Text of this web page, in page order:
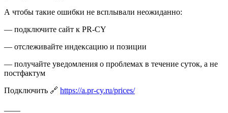
А чтобы такие ошибки не всплывали неожиданно:
— подключите сайт к PR-CY
— отслеживайте индексацию и позиции
— получайте уведомления о проблемах в течение суток, а не
постфактум
Подключить 🔗 https://a.pr-cy.ru/prices/